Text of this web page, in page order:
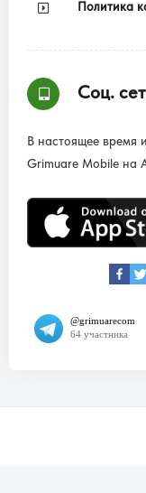
Политика
Соц.
В настоящее время
Grimuare Mobile на